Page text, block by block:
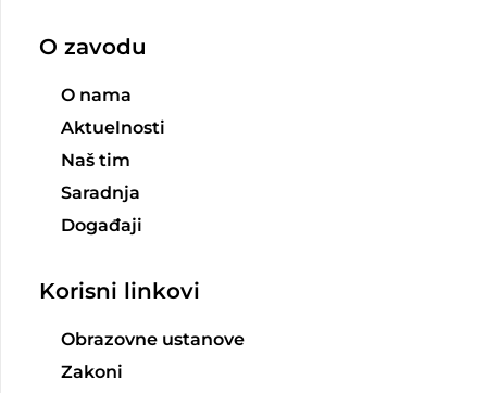
O zavodu
O nama
Aktuelnosti
Naš tim
Saradnja
Događaji
Korisni linkovi
Obrazovne ustanove
Zakoni